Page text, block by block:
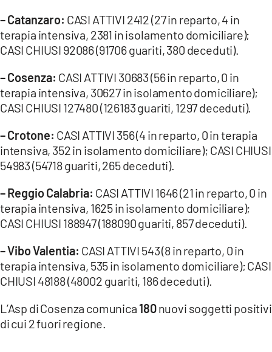
ILREGGINO.IT
COSENZACHANNEL.IT
CATANZAROCHANNEL.IT
App
APPLE
– Catanzaro: CASI ATTIVI 2412 (27 in reparto, 4 in
terapia intensiva, 2381 in isolamento domiciliare);
CASI CHIUSI 92086 (91706 guariti, 380 deceduti).
– Cosenza: CASI ATTIVI 30683 (56 in reparto, 0 in
terapia intensiva, 30627 in isolamento domiciliare);
CASI CHIUSI 127480 (126183 guariti, 1297 deceduti).
– Crotone: CASI ATTIVI 356 (4 in reparto, 0 in terapia
intensiva, 352 in isolamento domiciliare); CASI CHIUSI
54983 (54718 guariti, 265 deceduti).
– Reggio Calabria: CASI ATTIVI 1646 (21 in reparto, 0 in
terapia intensiva, 1625 in isolamento domiciliare);
CASI CHIUSI 188947 (188090 guariti, 857 deceduti).
– Vibo Valentia: CASI ATTIVI 543 (8 in reparto, 0 in
terapia intensiva, 535 in isolamento domiciliare); CASI
CHIUSI 48188 (48002 guariti, 186 deceduti).
L’Asp di Cosenza comunica 180nuovi soggetti positivi
di cui 2 fuori regione.